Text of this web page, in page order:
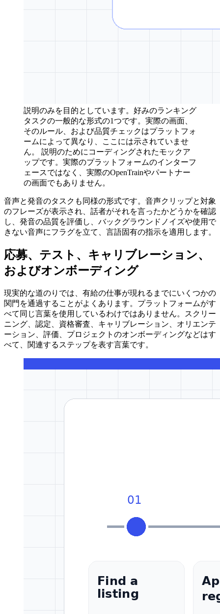
説明のみを目的としています。好みのランキング
タスクの一般的な形式の1つです。実際の画面、
そのルール、および品質チェックはプラットフォ
ームによって異なり、ここには示されていませ
ん。
説明のためにコーディングされたモックア
ップです。実際のプラットフォームのインターフ
ェースではなく、実際のOpenTrainやパートナー
の画面でもありません。
音声と発音のタスクも同様の形式です。音声クリップと対象
のフレーズが表示され、話者がそれを言ったかどうかを確認
し、発音の品質を評価し、バックグラウンドノイズや使用で
きない音声にフラグを立て、言語固有の指示を適用します。
応募、テスト、キャリブレーション、
およびオンボーディング
現実的な道のりでは、有給の仕事が現れるまでにいくつかの
関門を通過することがよくあります。プラットフォームがす
べて同じ言葉を使用しているわけではありません。スクリー
ニング、認定、資格審査、キャリブレーション、オリエンテ
ーション、評価、プロジェクトのオンボーディングなどはす
べて、関連するステップを表す言葉です。